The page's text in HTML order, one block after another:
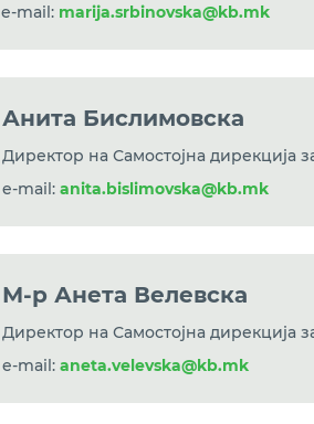
e-mail: marija.srbinovska@kb.mk
Анита Бислимовска
Директор на Самостојна дирекција
e-mail: anita.bislimovska@kb.mk
М-р Анета Велевска
Директор на Самостојна дирекција
e-mail: aneta.velevska@kb.mk